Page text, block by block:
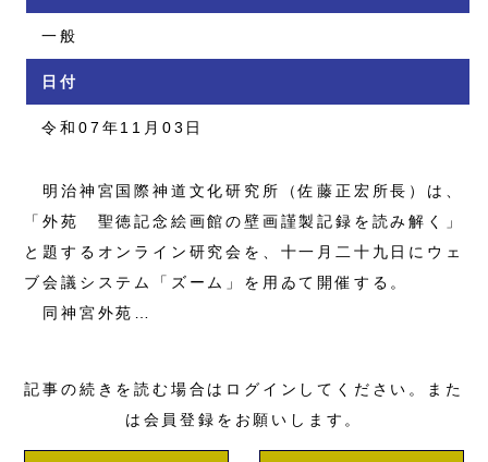
一般
日付
令和07年11月03日
明治神宮国際神道文化研究所（佐藤正宏所長）は、
「外苑 聖徳記念絵画館の壁画謹製記録を読み解く」
と題するオンライン研究会を、十一月二十九日にウェ
ブ会議システム「ズーム」を用ゐて開催する。
同神宮外苑…
記事の続きを読む場合はログインしてください。また
は会員登録をお願いします。